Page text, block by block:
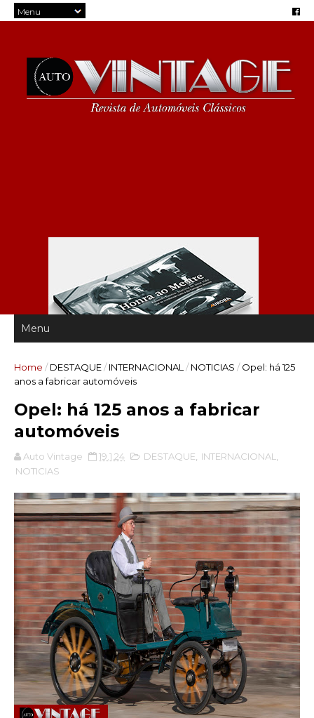
Home / DESTAQUE/ INTERNACIONAL / NOTICIAS / Opel: há 125
anos a fabricar automóveis
Opel: há 125 anos a fabricar
automóveis
Auto Vintage 19.1.24 DESTAQUE INTERNACIONAL
NOTICIAS